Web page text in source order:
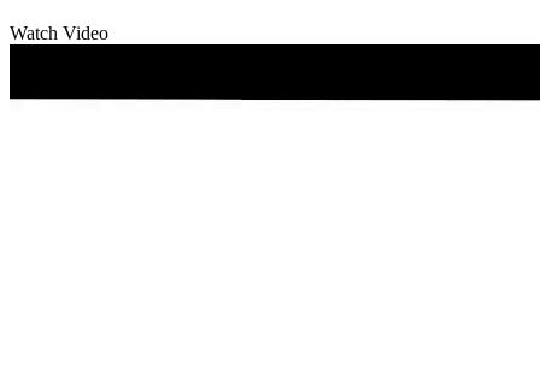
Watch Video